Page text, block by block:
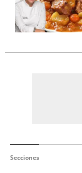
Secciones